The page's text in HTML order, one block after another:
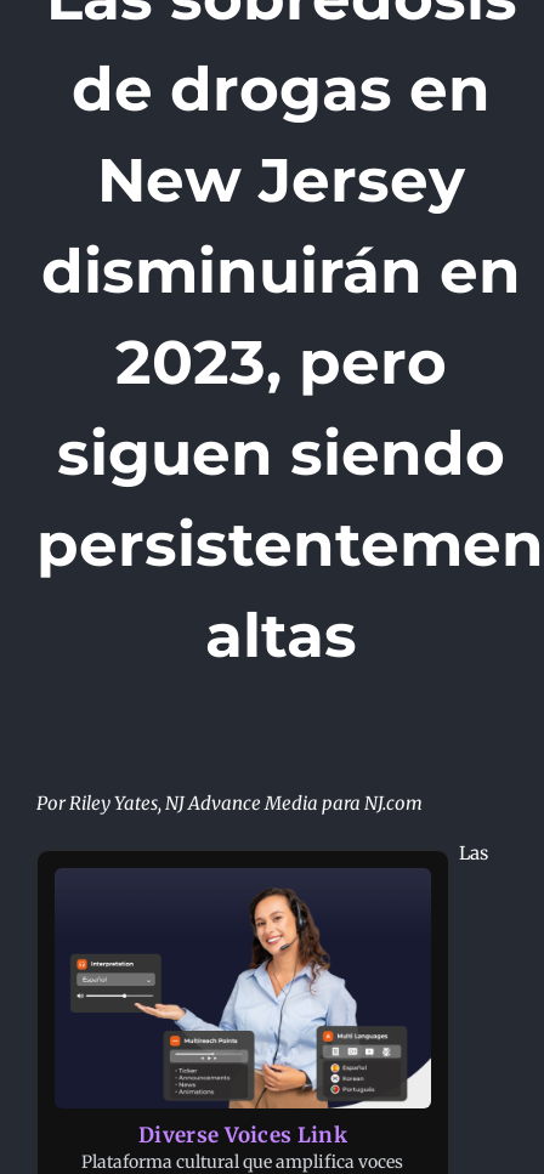
de drogas en
New Jersey
disminuirán en
2023, pero
siguen siendo
altas
PorRiley Yates, NJ Advance Media para NJ.com
Diverse Voices Link
Plataforma cultural que amplifica voces
Las